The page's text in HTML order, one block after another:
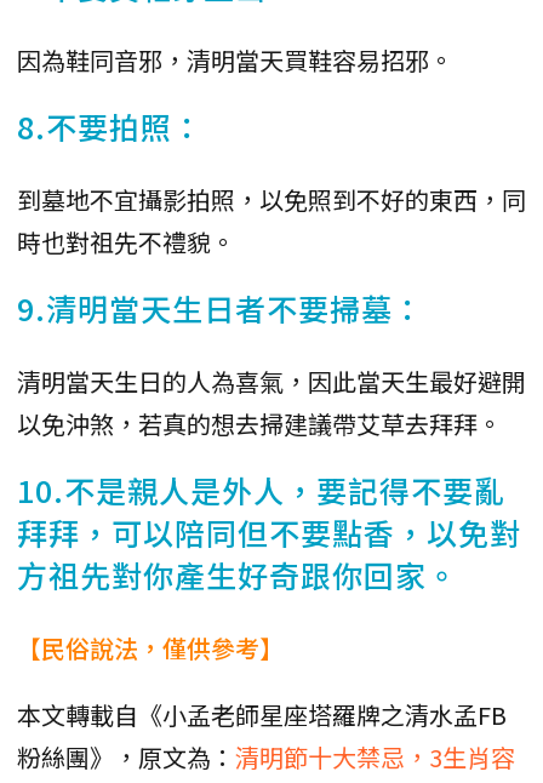
因為鞋同音邪，清明當天買鞋容易招邪。
8.不要拍照：
到墓地不宜攝影拍照，以免照到不好的東西，同
時也對祖先不禮貌。
9.清明當天生日者不要掃墓：
清明當天生日的人為喜氣，因此當天生最好避開
以免沖煞，若真的想去掃建議帶艾草去拜拜。
10.不是親人是外人，要記得不要亂
拜拜，可以陪同但不要點香，以免對
方祖先對你產生好奇跟你回家。
【民俗說法，僅供參考】
本文轉載自《小孟老師星座塔羅牌之清水孟FB
粉絲團》，原文為： 清明節十大禁忌，3生肖容